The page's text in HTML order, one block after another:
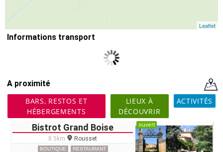
Leaflet
Informations transport
A proximité
BARS, RESTOS ET
HÉBERGEMENTS
LIEUX À
DÉCOUVRIR
ACTIVITÉS
Bistrot Grand Boise
8.5km Rousset
BOUTIQUE RESTAURANT
ouvert